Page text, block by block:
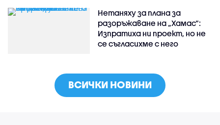
Нетаняху за плана за
разоръжаване на „Хамас“:
Изпратиха ни проект, но не
се съгласихме с него
ВСИЧКИ НОВИНИ